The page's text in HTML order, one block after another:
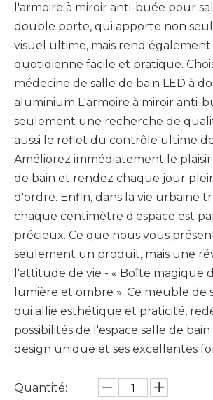
l'armoire à miroir anti-buée pour
double porte, qui apporte non
visuel ultime, mais rend
quotidienne facile et pratique.
médecine de salle de bain LED à
aluminium L'armoire à miroir anti-
seulement une recherche de
aussi le reflet du contrôle ultime
Améliorez immédiatement le
de bain et rendez chaque jour
d'ordre. Enfin, dans la vie urbaine
chaque centimètre d'espace est
précieux. Ce que nous vous
seulement un produit, mais une
l'attitude de vie - « Boîte magique
lumière et ombre ». Ce meuble de
qui allie esthétique et praticité,
possibilités de l'espace salle de bain
design unique et ses excellentes
Quantité: